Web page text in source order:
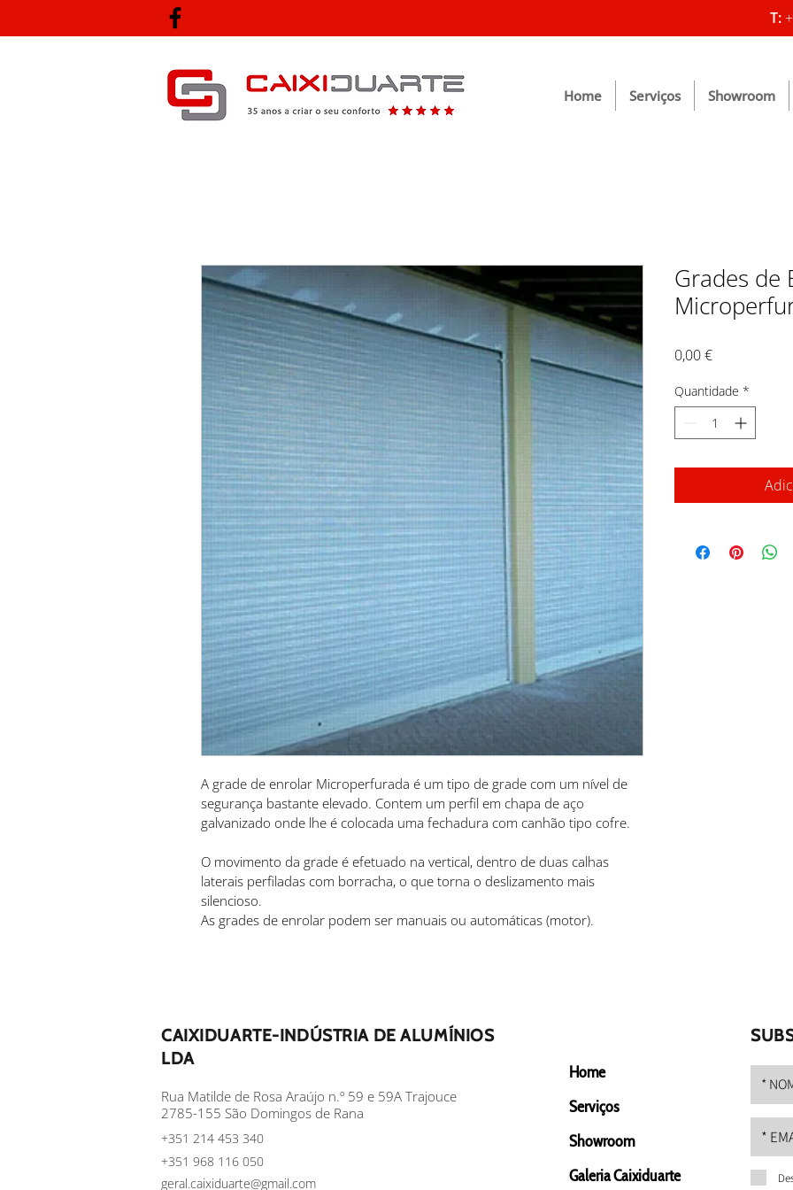
T:
Home Serviços Showroom
A grade de enrolar Microperfurada é um tipo de grade com um nível de
segurança bastante elevado. Contem um perfil em chapa de aço
galvanizado onde lhe é colocada uma fechadura com canhão tipo cofre.
O movimento da grade é efetuado na vertical, dentro de duas calhas
laterais perfiladas com borracha, o que torna o deslizamento mais
silencioso.
As grades de enrolar podem ser manuais ou automáticas (motor).
Grades de
0,00 €Preço
Quantidade *
CAIXIDUARTE-INDÚSTRIA DE ALUMÍNIOS
LDA
Rua Matilde de Rosa Araújo n.º 59 e 59A Trajouce
2785-155 São Domingos de Rana
+351 214 453 340
+351 968 116 050
geral.caixiduarte@gmail.com
Home
Serviços
Showroom
Galeria Caixiduarte